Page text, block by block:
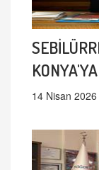
14 Nisan 2026